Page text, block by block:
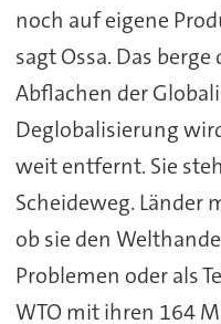
noch auf eigene
sagt Ossa. Das berge
Abflachen der
Deglobalisierung
weit entfernt. Sie
Scheideweg. Länder
ob sie den
Problemen oder als
WTO mit ihren 164